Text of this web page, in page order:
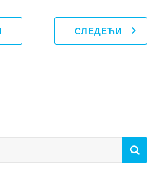
СЛЕДЕЋИ